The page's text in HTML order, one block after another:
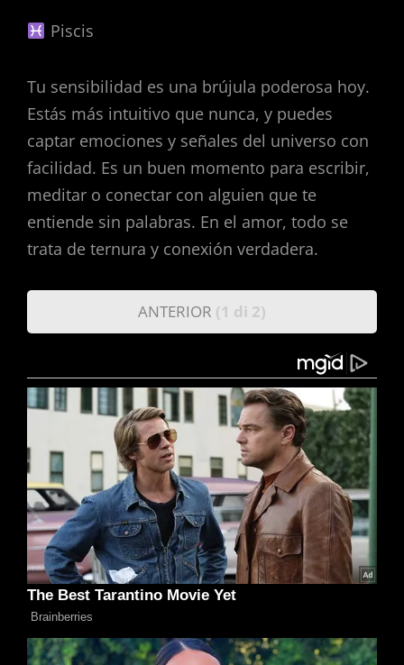
Piscis
Tu sensibilidad es una brújula poderosa hoy.
Estás más intuitivo que nunca, y puedes
captar emociones y señales del universo con
facilidad. Es un buen momento para escribir,
meditar o conectar con alguien que te
entiende sin palabras. En el amor, todo se
trata de ternura y conexión verdadera.
ANTERIOR (1 di 2)